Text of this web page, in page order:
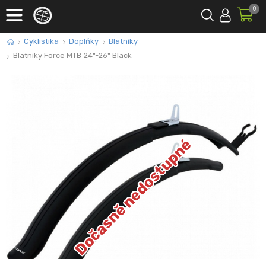
0
Cyklistika Doplňky
Blatníky
Blatníky Force MTB 24"-26" Black
Dočasně nedostupné